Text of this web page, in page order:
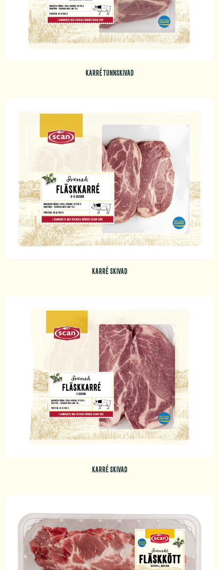
KARRÉ TUNNSKIVAD
KARRÉ SKIVAD
KARRÉ SKIVAD